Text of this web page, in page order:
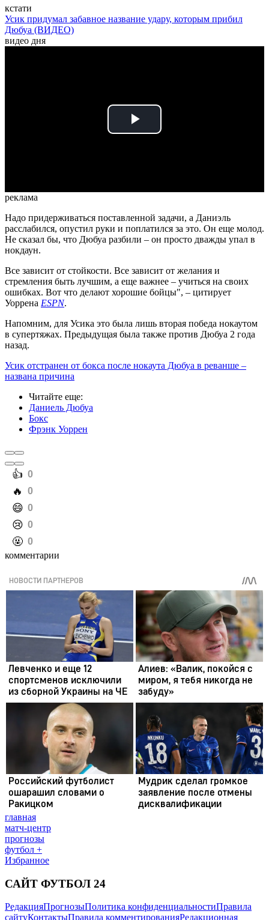
кстати
Усик придумал забавное название удару, которым прибил
Дюбуа (ВИДЕО)
видео дня
Play
реклама
Надо придерживаться поставленной задачи, а Даниэль
расслабился, опустил руки и поплатился за это. Он еще молод.
Не сказал бы, что Дюбуа разбили – он просто дважды упал в
нокдаун.
Все зависит от стойкости. Все зависит от желания и
стремления быть лучшим, а еще важнее – учиться на своих
ошибках. Вот что делают хорошие бойцы", – цитирует
Уоррена ESPN.
Напомним, для Усика это была лишь вторая победа нокаутом
в супертяжах. Предыдущая была также против Дюбуа 2 года
назад.
Усик отстранен от бокса после нокаута Дюбуа в реванше –
названа причина
Читайте еще:
Даниель Дюбуа
Бокс
Фрэнк Уоррен
️👍 0
️🔥 0
️😄 0
️😢 0
️🤬 0
комментарии
главная
матч-центр
прогнозы
футбол +
Избранное
САЙТ ФУТБОЛ 24
РедакцияПрогнозыПолитика конфиденциальностиПравила
сайтуКонтактыПравила комментированияРедакционная